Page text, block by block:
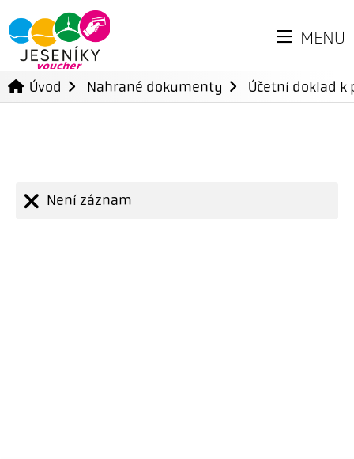
MENU
Úvod Nahrané dokumenty Účetní doklad
Není záznam